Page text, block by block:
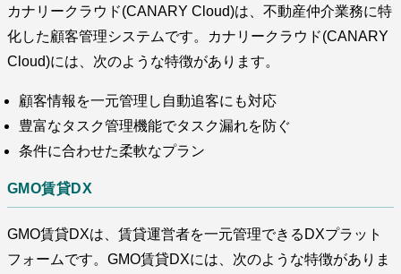
カナリークラウド(CANARY Cloud)は、不動産仲介業務に特
化した顧客管理システムです。カナリークラウド(CANARY
Cloud)には、次のような特徴があります。
顧客情報を一元管理し自動追客にも対応
豊富なタスク管理機能でタスク漏れを防ぐ
条件に合わせた柔軟なプラン
GMO賃貸DX
GMO賃貸DXは、賃貸運営者を一元管理できるDXプラット
フォームです。GMO賃貸DXには、次のような特徴がありま